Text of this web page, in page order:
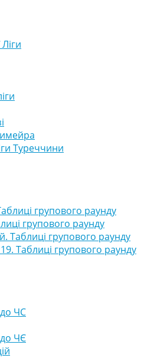
Туреччини
групового раунду
групового раунду
Таблиці групового раунду
Таблиці групового раунду
ЧС
ЧЄ